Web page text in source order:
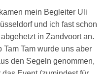
mein Begleiter Uli
und ich fast schon
in Zandvoort an.
Tam wurde uns aber
den Segeln genommen,